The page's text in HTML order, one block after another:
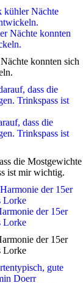
Nächte konnten
konnten sich
dass die
Trinkspass ist
die Mostgewichte
ist mir wichtig.
der 15er
Lorke
der 15er
Lorke